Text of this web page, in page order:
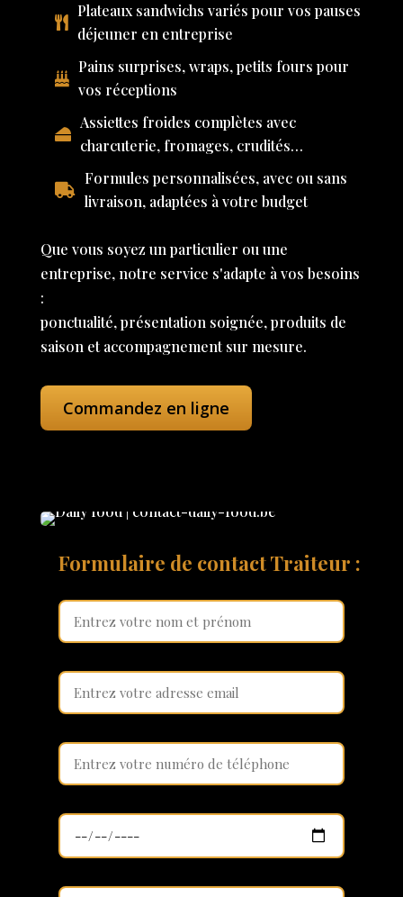
Plateaux sandwichs variés pour vos pauses
déjeuner en entreprise
Pains surprises, wraps, petits fours pour
vos réceptions
Assiettes froides complètes avec
charcuterie, fromages, crudités…
Formules personnalisées, avec ou sans
livraison, adaptées à votre budget
Que vous soyez un particulier ou une
entreprise, notre service s'adapte à vos besoins
:
ponctualité, présentation soignée, produits de
saison et accompagnement sur mesure.
Commandez en ligne
Formulaire de contact Traiteur :